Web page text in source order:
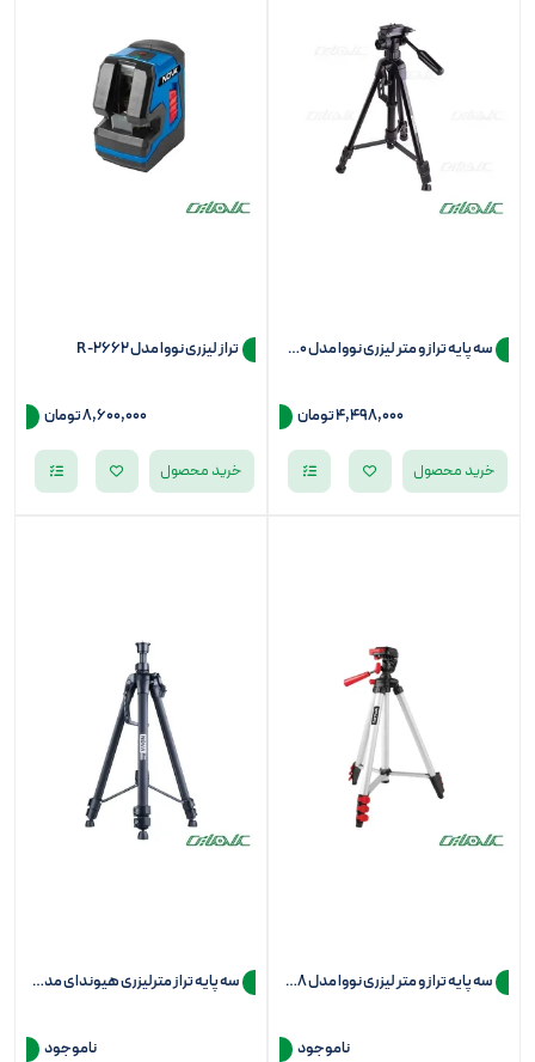
سه پایه تراز و متر لیزری نووا مدل 2670
4,498,000تومان
خرید محصول
تراز لیزری نووا مدل R-2662
8,600,000تومان
خرید محصول
سه پایه تراز و متر لیزری نووا مدل NTL-2668
ناموجود
سه پایه تراز مترلیزری هیوندای مدل hp150
ناموجود